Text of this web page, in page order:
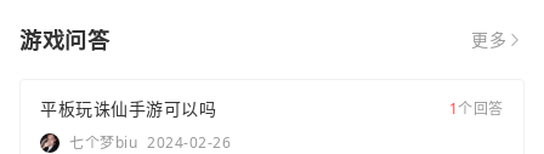
游戏问答 更多
平板玩诛仙手游可以吗 1个回答
七个梦biu 2024-02-26